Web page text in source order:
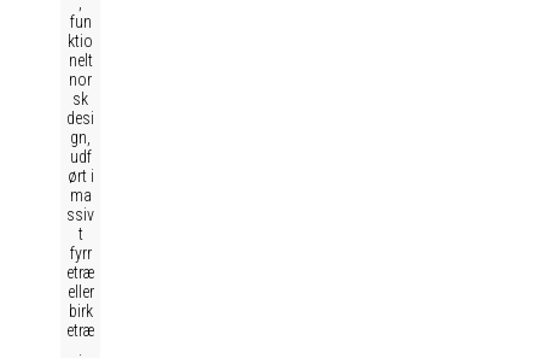
fun
ktio
nelt
nor
sk
desi
gn,
udf
ørt i
ma
ssiv
t
fyrr
etræ
eller
birk
etræ